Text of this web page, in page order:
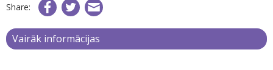
Share:
Vairāk informācijas